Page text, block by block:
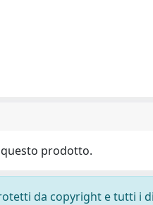
prodotto.
da copyright e tutti i